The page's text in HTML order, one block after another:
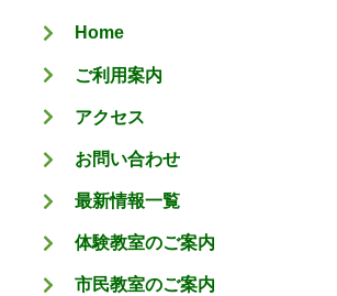
ー
Home
ご利用案内
アクセス
お問い合わせ
最新情報一覧
体験教室のご案内
市民教室のご案内